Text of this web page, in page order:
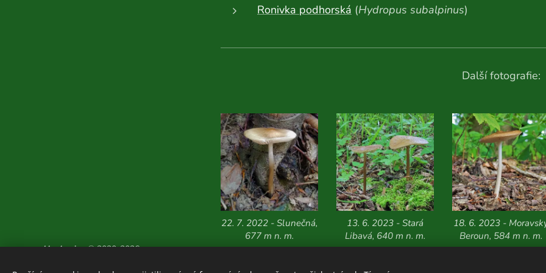
Ronivka podhorská (Hydropus subalpinus)
Další fotografie:
22. 7. 2022 - Slunečná,
677 m n. m.
13. 6. 2023 - Stará
Libavá, 640 m n. m.
18. 6. 2023 -
Beroun, 584 m n. m.
Houboviny © 2020-2026
Zajímavosti z vlastních